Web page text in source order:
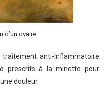
d’un ovaire
traitement anti-inflammatoire
prescrits à la minette pour
douleur.